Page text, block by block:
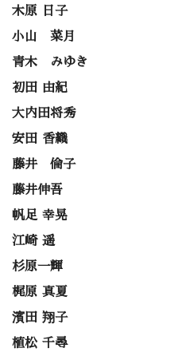
木原 日子
小山 菜月
青木 みゆき
初田 由紀
大内田将秀
安田 香織
藤井 倫子
藤井伸吾
帆足 幸晃
江崎 遥
杉原一輝
梶原 真夏
濱田 翔子
植松 千尋